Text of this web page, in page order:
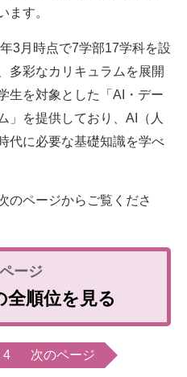
ます。
3月時点で7学部17学科を設
多彩なカリキュラムを展開
生を対象とした「AI・デー
」を提供しており、AI（人
代に必要な基礎知識を学べ
ページからご覧くださ
全順位を見る
4 次のページ